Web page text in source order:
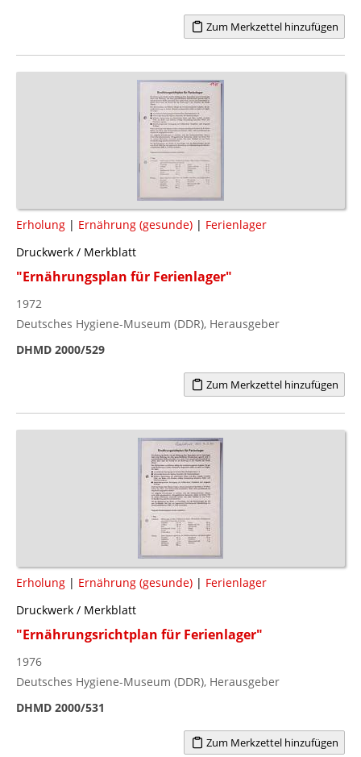
Zum Merkzettel hinzufügen
Erholung | Ernährung (gesunde) | Ferienlager
Druckwerk / Merkblatt
"Ernährungsplan für Ferienlager"
1972
Deutsches Hygiene-Museum (DDR), Herausgeber
DHMD 2000/529
Zum Merkzettel hinzufügen
Erholung | Ernährung (gesunde) | Ferienlager
Druckwerk / Merkblatt
"Ernährungsrichtplan für Ferienlager"
1976
Deutsches Hygiene-Museum (DDR), Herausgeber
DHMD 2000/531
Zum Merkzettel hinzufügen